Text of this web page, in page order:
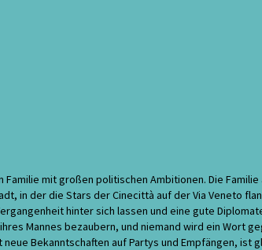
mit großen politischen Ambitionen. Die
in der die Stars der Cinecittà auf der Via Veneto
hinter sich lassen und eine gute
Mannes bezaubern, und niemand wird ein Wort
Bekanntschaften auf Partys und Empfängen, ist